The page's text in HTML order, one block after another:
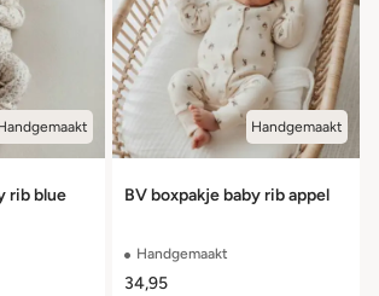
rib blue
Handgemaakt
BV boxpakje baby rib appel
Handgemaakt
34,95